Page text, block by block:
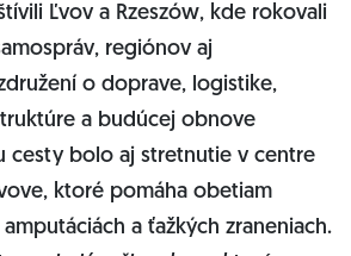
Ľvov a Rzeszów, kde rokovali
regiónov aj
o doprave, logistike,
a budúcej obnove
cesty bolo aj stretnutie v centre
ktoré pomáha obetiam
a ťažkých zraneniach.